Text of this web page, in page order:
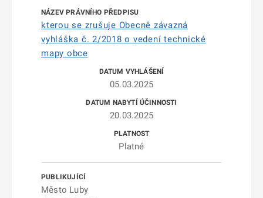
kterou se zrušuje Obecně závazná
vyhláška č. 2/2018 o vedení technické
mapy obce
05.03.2025
20.03.2025
Platné
Město Luby